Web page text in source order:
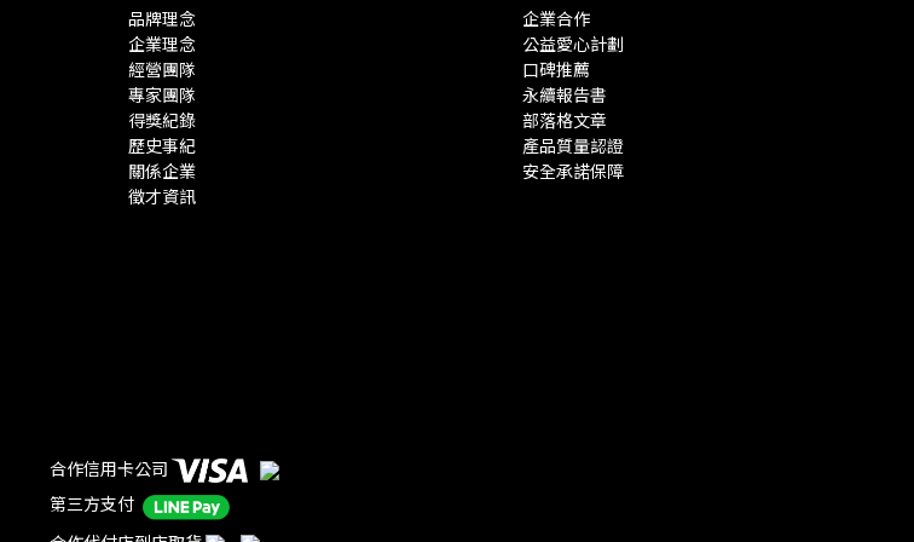
品牌理念
企業理念
經營團隊
專家團隊
得獎紀錄
歷史事紀
關係企業
徵才資訊
企業合作
公益愛心計劃
口碑推薦
永續報告書
部落格文章
產品質量認證
安全承諾保障
合作信用卡公司
第三方支付